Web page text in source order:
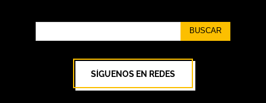
BUSCAR
SÍGUENOS EN REDES